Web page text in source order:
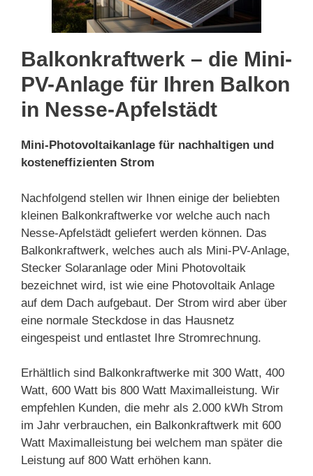
Balkonkraftwerk – die Mini-
PV-Anlage für Ihren Balkon
in Nesse-Apfelstädt
Mini-Photovoltaikanlage für nachhaltigen und
kosteneffizienten Strom
Nachfolgend stellen wir Ihnen einige der beliebten
kleinen Balkonkraftwerke vor welche auch nach
Nesse-Apfelstädt geliefert werden können. Das
Balkonkraftwerk, welches auch als Mini-PV-Anlage,
Stecker Solaranlage oder Mini Photovoltaik
bezeichnet wird, ist wie eine Photovoltaik Anlage
auf dem Dach aufgebaut. Der Strom wird aber über
eine normale Steckdose in das Hausnetz
eingespeist und entlastet Ihre Stromrechnung.
Erhältlich sind Balkonkraftwerke mit 300 Watt, 400
Watt, 600 Watt bis 800 Watt Maximalleistung. Wir
empfehlen Kunden, die mehr als 2.000 kWh Strom
im Jahr verbrauchen, ein Balkonkraftwerk mit 600
Watt Maximalleistung bei welchem man später die
Leistung auf 800 Watt erhöhen kann.